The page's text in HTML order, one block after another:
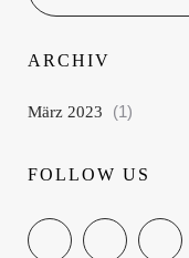
ARCHIV
März 2023 (1)
FOLLOW US